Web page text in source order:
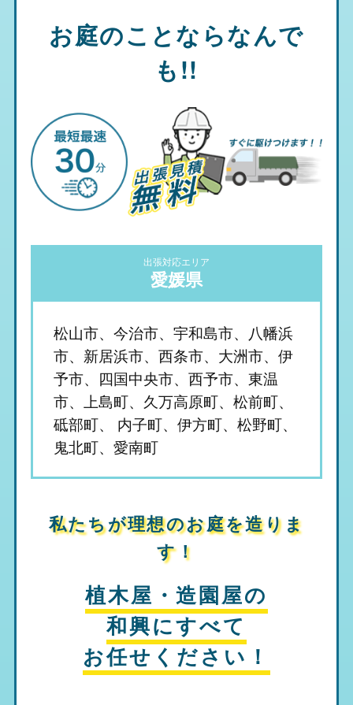
お庭のことならなんで
も!!
出張対応エリア
愛媛県
松山市、今治市、宇和島市、八幡浜
市、新居浜市、西条市、大洲市、伊
予市、四国中央市、西予市、東温
市、上島町、久万高原町、松前町、
砥部町、 内子町、伊方町、松野町、
鬼北町、愛南町
私たちが理想のお庭を造りま
す！
植木屋・造園屋の
和興にすべて
お任せください！